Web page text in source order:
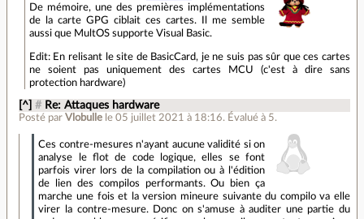
De mémoire, une des premières implémentations
de la carte GPG ciblait ces cartes. Il me semble
aussi que MultOS supporte Visual Basic.
Edit: En relisant le site de BasicCard, je ne suis pas sûr que ces cartes
ne soient pas uniquement des cartes MCU (c'est à dire sans
protection hardware)
[^] # Re: Attaques hardware
Posté par Vlobulle le 05 juillet 2021 à 18:16. Évalué à 5.
Ces contre-mesures n'ayant aucune validité si on
analyse le flot de code logique, elles se font
parfois virer lors de la compilation ou à l'édition
de lien des compilos performants. Ou bien ça
marche une fois et la version mineure suivante du compilo va elle
virer la contre-mesure. Donc on s'amuse à auditer une partie du